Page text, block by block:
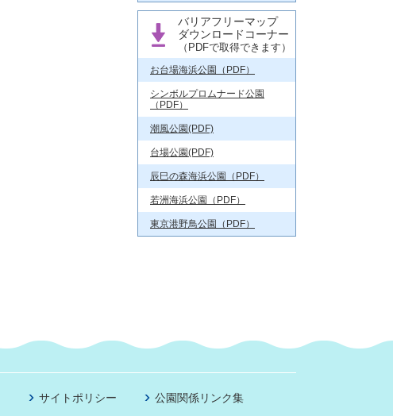
バリアフリーマップ
ダウンロードコーナー
（PDFで取得できます）
お台場海浜公園（PDF）
シンボルプロムナード公園
（PDF）
潮風公園(PDF)
台場公園(PDF)
辰巳の森海浜公園（PDF）
若洲海浜公園（PDF）
東京港野鳥公園（PDF）
サイトポリシー 公園関係リンク集